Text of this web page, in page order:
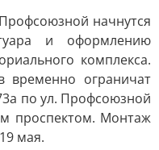
начнутся
и оформлению
комплекса.
временно ограничат
по ул. Профсоюзной
проспектом. Монтаж
мая.